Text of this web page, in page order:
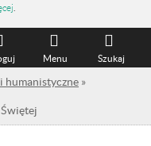
Szukaj
Menu
humanistyczne »